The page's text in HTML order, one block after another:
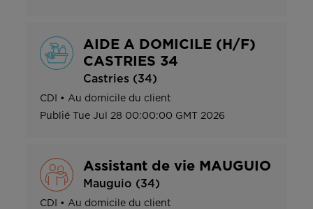
AIDE A DOMICILE (H/F)
CASTRIES 34
Castries (34)
CDI • Au domicile du client
Publié
Tue Jul 28 00:00:00 GMT 2026
Assistant de vie MAUGUIO
Mauguio (34)
CDI • Au domicile du client